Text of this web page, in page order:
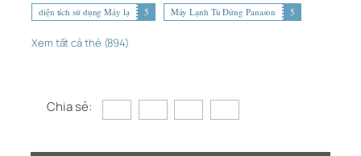
diện tích sử dụng Máy lạ
5 Máy Lạnh Tủ Đứng Panason 5
Xem tất cả thẻ (894)
Chia sẻ: